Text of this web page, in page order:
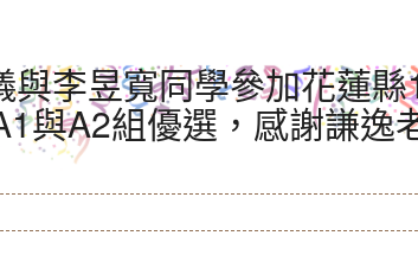
與李昱寬同學參加花蓮
與A2組優選，感謝謙逸